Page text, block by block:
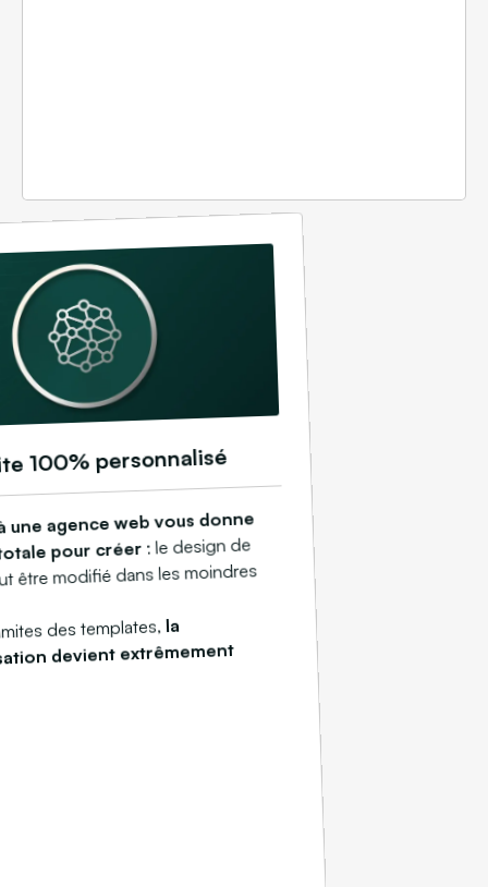
100% personnalisé
une agence web vous donne
pour créer : le design de
être modifié dans les moindres
des templates,la
devient extrêmement